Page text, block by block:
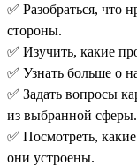
✅ Разобраться, что
стороны.
✅ Изучить, какие
✅ Узнать больше о
✅ Задать вопросы
из выбранной сферы.
✅ Посмотреть,
они устроены.